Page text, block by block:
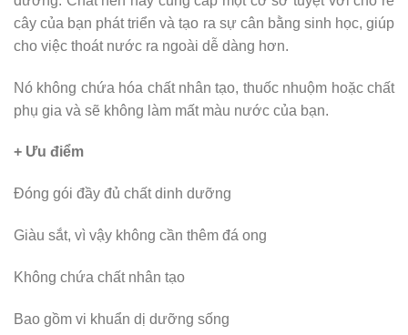
cây của bạn phát triển và tạo ra sự cân bằng sinh học, giúp
cho việc thoát nước ra ngoài dễ dàng hơn.
Nó không chứa hóa chất nhân tạo, thuốc nhuộm hoặc chất
phụ gia và sẽ không làm mất màu nước của bạn.
+ Ưu điểm
Đóng gói đầy đủ chất dinh dưỡng
Giàu sắt, vì vậy không cần thêm đá ong
Không chứa chất nhân tạo
Bao gồm vi khuẩn dị dưỡng sống